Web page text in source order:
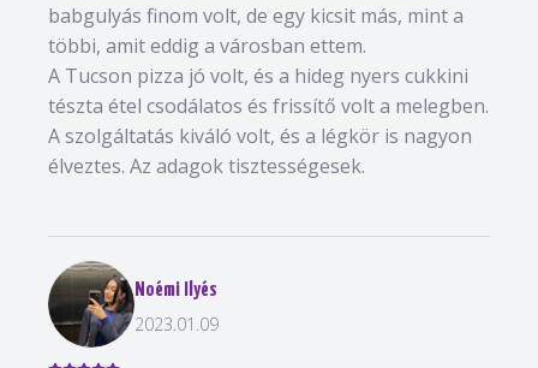
babgulyás finom volt, de egy kicsit más, mint a
többi, amit eddig a városban ettem.
A Tucson pizza jó volt, és a hideg nyers cukkini
tészta étel csodálatos és frissítő volt a melegben.
A szolgáltatás kiváló volt, és a légkör is nagyon
élveztes. Az adagok tisztességesek.
Noémi Ilyés
2023.01.09